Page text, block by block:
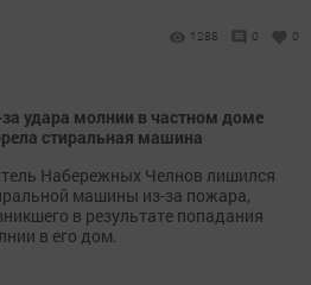
1288 0 0
удара молнии в частном доме
стиральная машина
Набережных Челнов лишился
машины из-за пожара,
в результате попадания
в его дом.